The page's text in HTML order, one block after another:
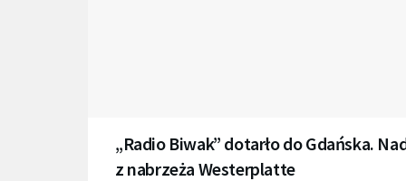
„Radio Biwak” dotarło do Gdańska.
z nabrzeża Westerplatte